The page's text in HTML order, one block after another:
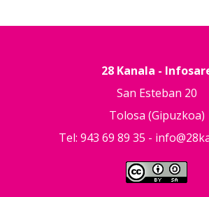
28 Kanala -
San Esteban 20
Tolosa (Gipuzkoa)
Tel: 943 69 89 35 -